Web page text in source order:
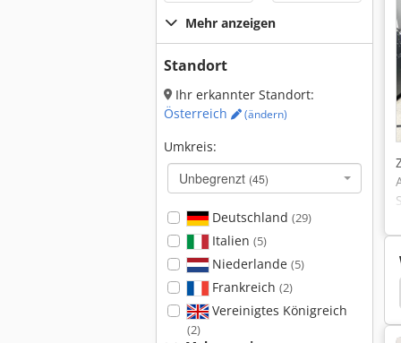
Mehr anzeigen
Standort
Ihr erkannter Standort:
Österreich
(ändern)
Umkreis:
Unbegrenzt (45)
Deutschland (29)
Italien (5)
Niederlande (5)
Frankreich (2)
Vereinigtes Königreich
(2)
CNC Fräszentrum Fräszentrum